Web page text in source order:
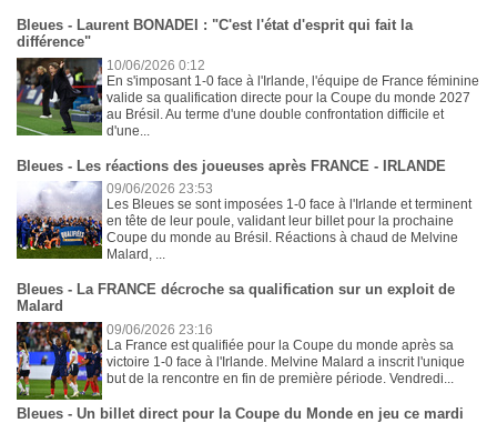
Bleues - Laurent BONADEI : "C'est l'état d'esprit qui fait la
différence"
10/06/2026 0:12
En s'imposant 1-0 face à l'Irlande, l'équipe de France féminine
valide sa qualification directe pour la Coupe du monde 2027
au Brésil. Au terme d'une double confrontation difficile et
d'une...
Bleues - Les réactions des joueuses après FRANCE - IRLANDE
09/06/2026 23:53
Les Bleues se sont imposées 1-0 face à l'Irlande et terminent
en tête de leur poule, validant leur billet pour la prochaine
Coupe du monde au Brésil. Réactions à chaud de Melvine
Malard, ...
Bleues - La FRANCE décroche sa qualification sur un exploit de
Malard
09/06/2026 23:16
La France est qualifiée pour la Coupe du monde après sa
victoire 1-0 face à l'Irlande. Melvine Malard a inscrit l'unique
but de la rencontre en fin de première période. Vendredi...
Bleues - Un billet direct pour la Coupe du Monde en jeu ce mardi